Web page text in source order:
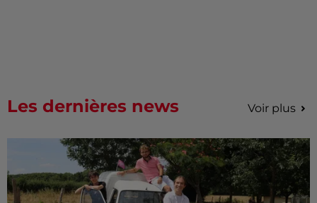
Les dernières news Voir plus